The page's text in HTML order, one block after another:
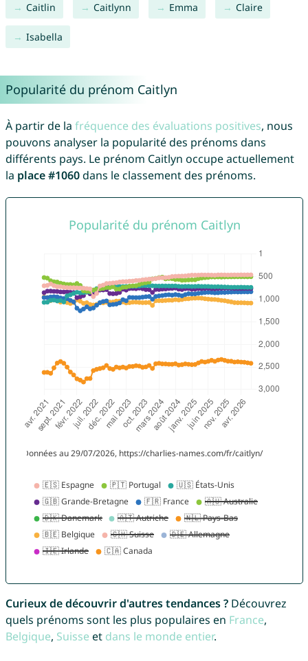
Caitlin Caitlynn Emma Claire
Isabella
Popularité du prénom Caitlyn
À partir de la fréquence des évaluations positives, nous
pouvons analyser la popularité des prénoms dans
différents pays. Le prénom Caitlyn occupe actuellement
la place #1060dans le classement des prénoms.
Curieux de découvrir d'autres tendances ?Découvrez
quels prénoms sont les plus populaires en France,
Belgique, Suisse et dans le monde entier.